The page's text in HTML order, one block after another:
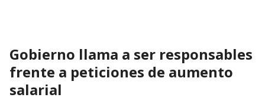
Gobierno llama a ser responsables
frente a peticiones de aumento
salarial